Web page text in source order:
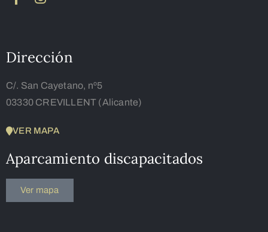
Dirección
C/. San Cayetano, nº5
03330 CREVILLENT (Alicante)
VER MAPA
Aparcamiento discapacitados
Ver mapa